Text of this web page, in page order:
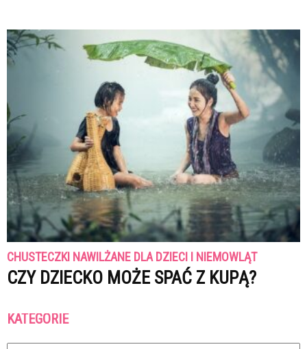
CHUSTECZKI NAWILŻANE DLA DZIECI I NIEMOWLĄT
CZY DZIECKO MOŻE SPAĆ Z KUPĄ?
KATEGORIE
Kategorie